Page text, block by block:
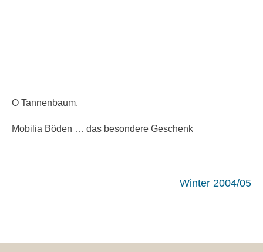
O Tannenbaum.
Mobilia Böden … das besondere Geschenk
Winter 2004/05